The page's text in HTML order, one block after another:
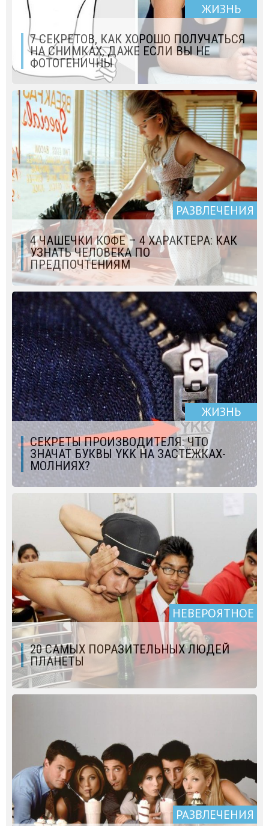
ЖИЗНЬ
7 СЕКРЕТОВ, КАК ХОРОШО ПОЛУЧАТЬСЯ
НА СНИМКАХ, ДАЖЕ ЕСЛИ ВЫ НЕ
ФОТОГЕНИЧНЫ
РАЗВЛЕЧЕНИЯ
4 ЧАШЕЧКИ КОФЕ – 4 ХАРАКТЕРА: КАК
УЗНАТЬ ЧЕЛОВЕКА ПО
ПРЕДПОЧТЕНИЯМ
ЖИЗНЬ
СЕКРЕТЫ ПРОИЗВОДИТЕЛЯ: ЧТО
ЗНАЧАТ БУКВЫ YKK НА ЗАСТЁЖКАХ-
МОЛНИЯХ?
НЕВЕРОЯТНОЕ
20 САМЫХ ПОРАЗИТЕЛЬНЫХ ЛЮДЕЙ
ПЛАНЕТЫ
РАЗВЛЕЧЕНИЯ